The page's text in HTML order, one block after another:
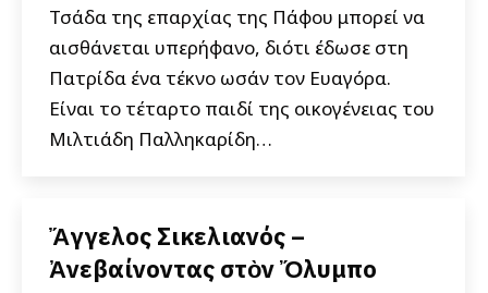
Τσάδα της επαρχίας της Πάφου μπορεί να
αισθάνεται υπερήφανο, διότι έδωσε στη
Πατρίδα ένα τέκνο ωσάν τον Ευαγόρα.
Είναι το τέταρτο παιδί της οικογένειας του
Μιλτιάδη Παλληκαρίδη…
Ἄγγελος Σικελιανός –
Ἀνεβαίνοντας στὸν Ὄλυμπο